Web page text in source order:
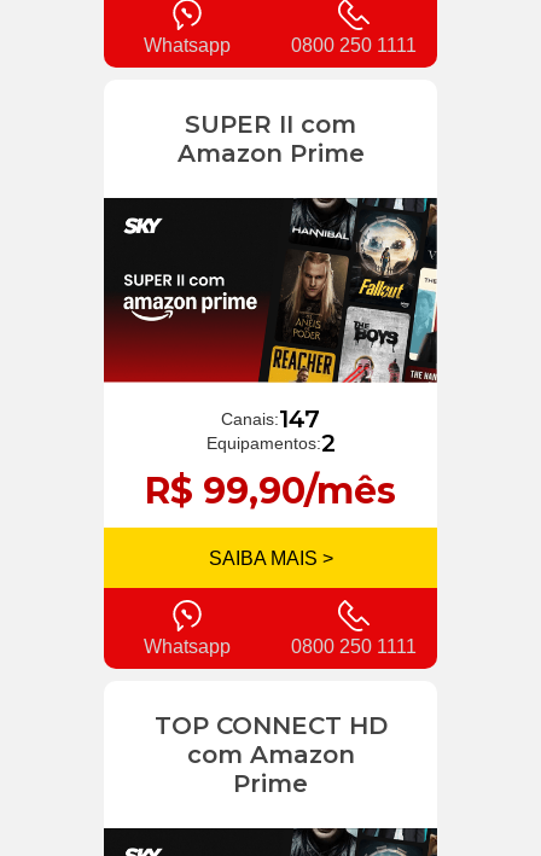
Whatsapp 0800 250 1111
SUPER II com
Amazon Prime
Canais:147
Equipamentos:2
R$ 99,90/mês
SAIBA MAIS >
Whatsapp 0800 250 1111
TOP CONNECT HD
com Amazon
Prime